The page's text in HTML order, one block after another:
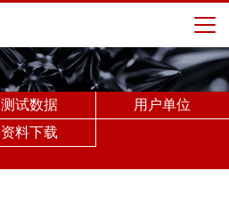
测试数据
用户单位
资料下载